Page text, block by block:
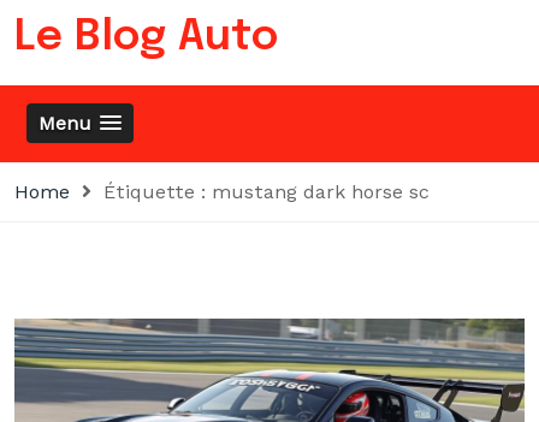
Skip
Le Blog Auto
Menu
Home Étiquette : mustang dark horse sc